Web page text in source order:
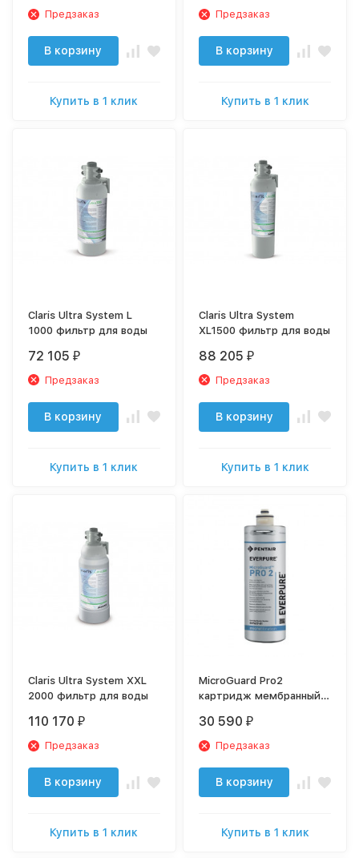
Предзаказ
В корзину
Купить в 1 клик
Предзаказ
В корзину
Купить в 1 клик
Claris Ultra System L
1000 фильтр для воды
72 105 ₽
Предзаказ
В корзину
Купить в 1 клик
Claris Ultra System
XL1500 фильтр для воды
88 205 ₽
Предзаказ
В корзину
Купить в 1 клик
Claris Ultra System XXL
2000 фильтр для воды
110 170 ₽
Предзаказ
В корзину
Купить в 1 клик
MicroGuard Pro2
картридж мембранный
30 590 ₽
Предзаказ
В корзину
Купить в 1 клик